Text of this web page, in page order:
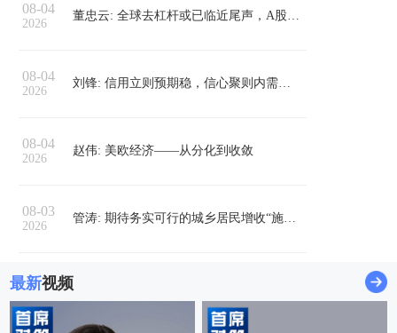
08-04
2026
董忠云: 全球去杠杆或已临近尾声，A股科技修复行情宜徐徐图之
08-04
2026
刘锋: 信用立则预期稳，信心聚则内需兴——上半年经济观察
08-04
2026
赵伟: 美欧经济——从分化到收敛
08-03
2026
管涛: 期待务实可行的城乡居民增收“施工图”
最新视频